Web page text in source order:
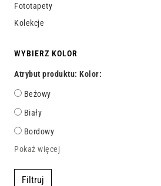
Fototapety
Kolekcje
WYBIERZ KOLOR
Atrybut produktu: Kolor:
Beżowy
Biały
Bordowy
Pokaż więcej
Filtruj